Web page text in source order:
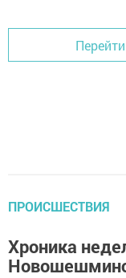
ПРОИСШЕСТВИЯ
Хроника